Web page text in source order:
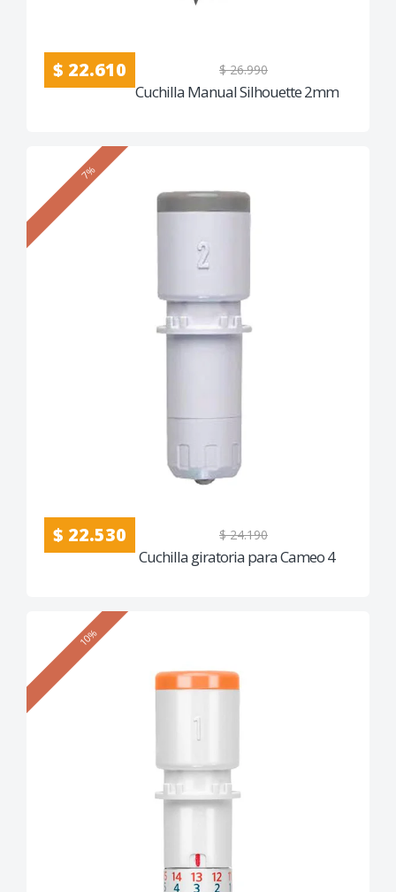
$ 22.610 $ 26.990
Cuchilla Manual Silhouette 2mm
7%
$ 22.530 $ 24.190
Cuchilla giratoria para Cameo 4
10%